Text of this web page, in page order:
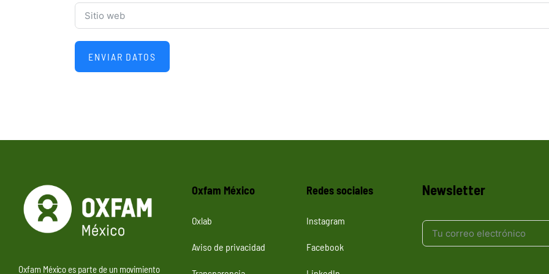
ENVIAR DATOS
Oxfam México es parte de un movimiento
Oxfam México
Oxlab
Aviso de privacidad
Redes sociales
Instagram
Facebook
Newsletter